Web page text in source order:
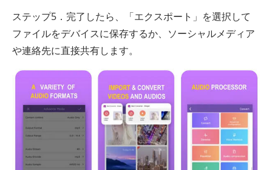
ステップ5．完了したら、「エクスポート」を選択して
ファイルをデバイスに保存するか、ソーシャルメディア
や連絡先に直接共有します。